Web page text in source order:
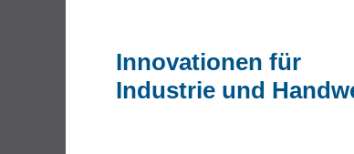
Innovationen für
Industrie und